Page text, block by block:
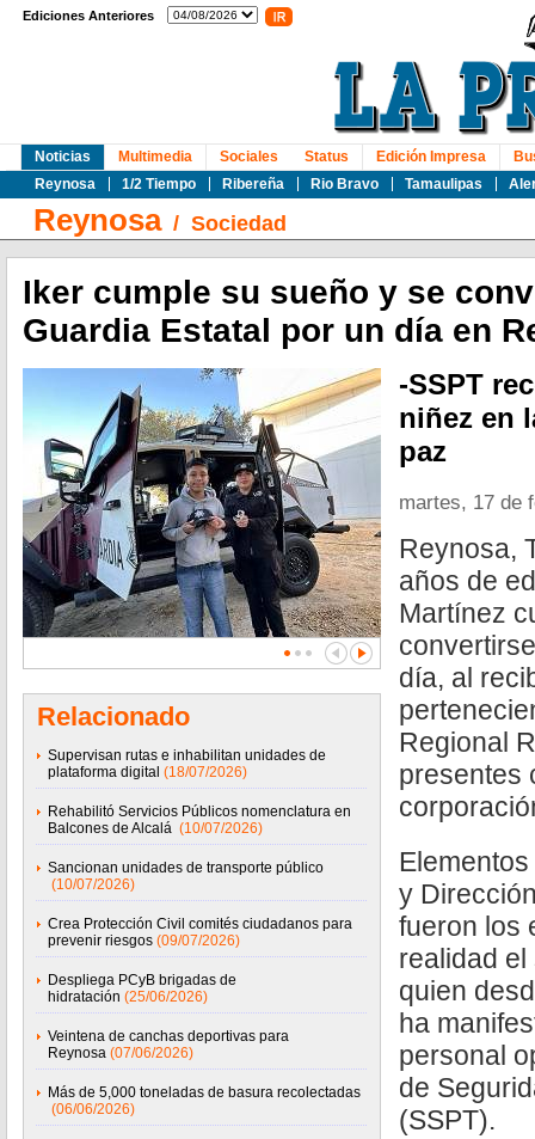
Ediciones Anteriores
Noticias
Reynosa
1/2 Tiempo Ribereña Rio Bravo Tamaulipas
Multimedia Sociales Status Edición Impresa
Reynosa/ Sociedad
Iker cumple su sueño y se
Guardia Estatal por un día en
Relacionado
Supervisan rutas e inhabilitan unidades de
plataforma digital (18/07/2026)
Rehabilitó Servicios Públicos nomenclatura en
Balcones de Alcalá (10/07/2026)
Sancionan unidades de transporte público
(10/07/2026)
Crea Protección Civil comités ciudadanos para
prevenir riesgos (09/07/2026)
Despliega PCyB brigadas de
hidratación (25/06/2026)
Veintena de canchas deportivas para
Reynosa (07/06/2026)
Más de 5,000 toneladas de basura recolectadas
(06/06/2026)
-SSPT
niñez en
paz
martes, 17 de
Reynosa,
años de
Martínez
día, al
Regional
presentes
y
fueron los
realidad
quien
ha
personal
de
(SSPT).